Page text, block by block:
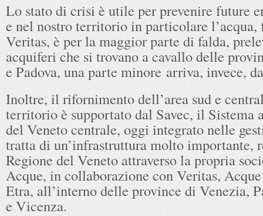
Lo stato di crisi è utile per prevenire future
e nel nostro territorio in particolare l’acqua,
Veritas, è per la maggior parte di falda,
acquiferi che si trovano a cavallo delle
e Padova, una parte minore arriva, invece,
Inoltre, il rifornimento dell’area sud e
territorio è supportato dal Savec, il Sistema
del Veneto centrale, oggi integrato nelle
tratta di un’infrastruttura molto importante,
Regione del Veneto attraverso la propria
Acque, in collaborazione con Veritas,
Etra, all’interno delle province di Venezia,
e Vicenza.